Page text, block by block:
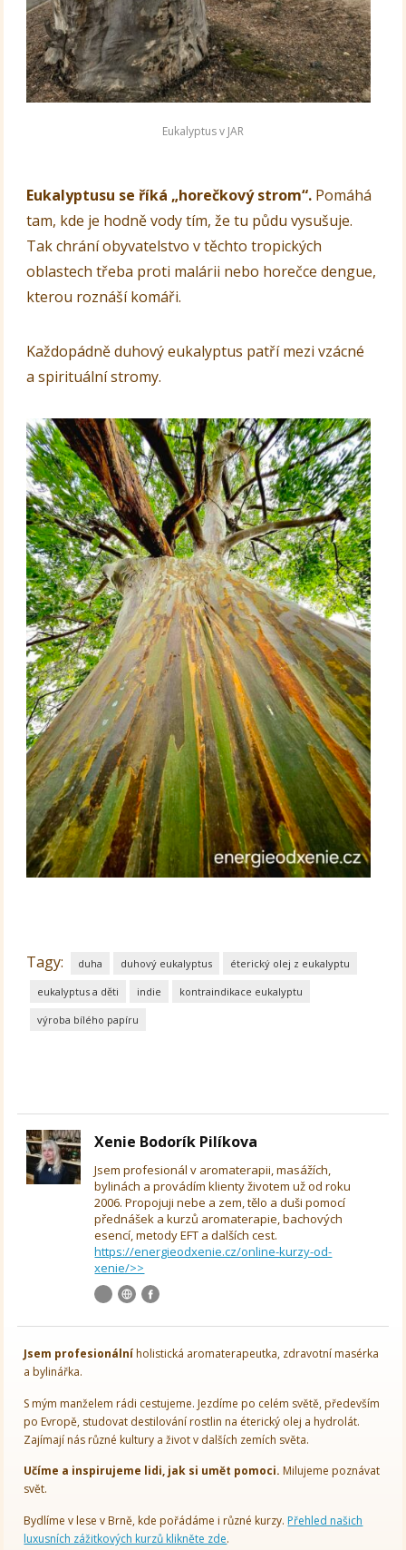
Eukalyptus v JAR
Eukalyptusu se říká „horečkový strom“. Pomáhá
tam, kde je hodně vody tím, že tu půdu vysušuje.
Tak chrání obyvatelstvo v těchto tropických
oblastech třeba proti malárii nebo horečce dengue,
kterou roznáší komáři.
Každopádně duhový eukalyptus patří mezi vzácné
a spirituální stromy.
Tagy: duha duhový eukalyptus éterický olej z eukalyptu
eukalyptus a děti indie kontraindikace eukalyptu
výroba bílého papíru
Xenie Bodorík Pilíkova
Jsem profesionál v aromaterapii, masážích,
bylinách a provádím klienty životem už od roku
2006. Propojuji nebe a zem, tělo a duši pomocí
přednášek a kurzů aromaterapie, bachových
esencí, metody EFT a dalších cest.
https://energieodxenie.cz/online-kurzy-od-
xenie/>>
Jsem profesionálníholistická aromaterapeutka, zdravotní masérka
a bylinářka.
S mým manželem rádi cestujeme. Jezdíme po celém světě, především
po Evropě, studovat destilování rostlin na éterický olej a hydrolát.
Zajímají nás různé kultury a život v dalších zemích světa.
Učíme a inspirujeme lidi, jak si umět pomoci. Milujeme poznávat
svět.
Bydlíme v lese v Brně, kde pořádáme i různé kurzy. Přehled našich
luxusních zážitkových kurzů klikněte zde.